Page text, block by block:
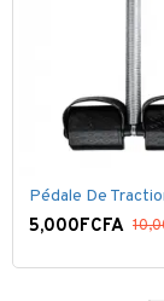
5,000FCFA